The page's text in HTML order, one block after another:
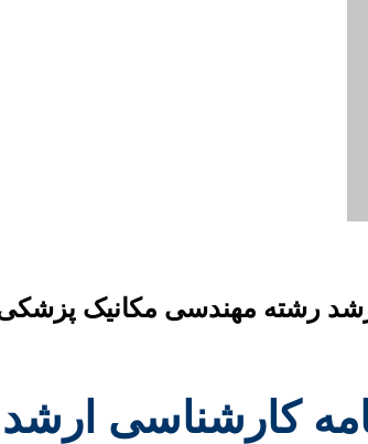
ارشد رشته مهندسی مکانیک
نامه کارشناسی